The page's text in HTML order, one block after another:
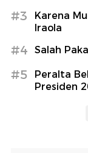
#3
Karena
Iraola
#4 Salah
#5
Peralta
Presiden